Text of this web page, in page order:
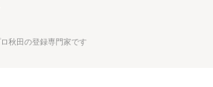
秋田の登録専門家です